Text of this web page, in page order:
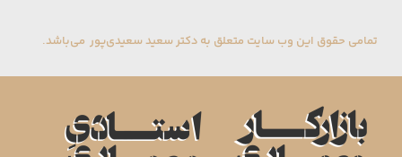
تمامی حقوق این وب سایت متعلق به دکتر سعید سعیدی‌پور می‌باشد.